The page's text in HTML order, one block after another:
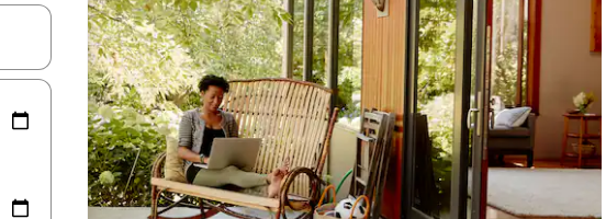
een keuze met je de pijltjestoetsen omhoog en omlaag, óf door te tikken of swipen.